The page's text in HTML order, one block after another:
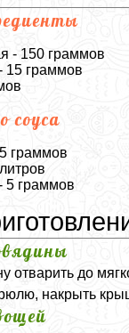
- 150 граммов
15 граммов
соуса
граммов
5 граммов
отварить до
накрыть